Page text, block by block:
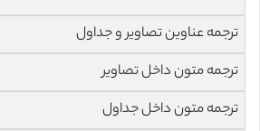
ترجمه عناوین تصاویر و جداول
ترجمه متون داخل تصاویر
ترجمه متون داخل جداول